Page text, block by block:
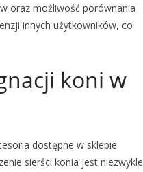
oraz możliwość porównania
innych użytkowników, co
koni w
dostępne w sklepie
sierści konia jest niezwykle